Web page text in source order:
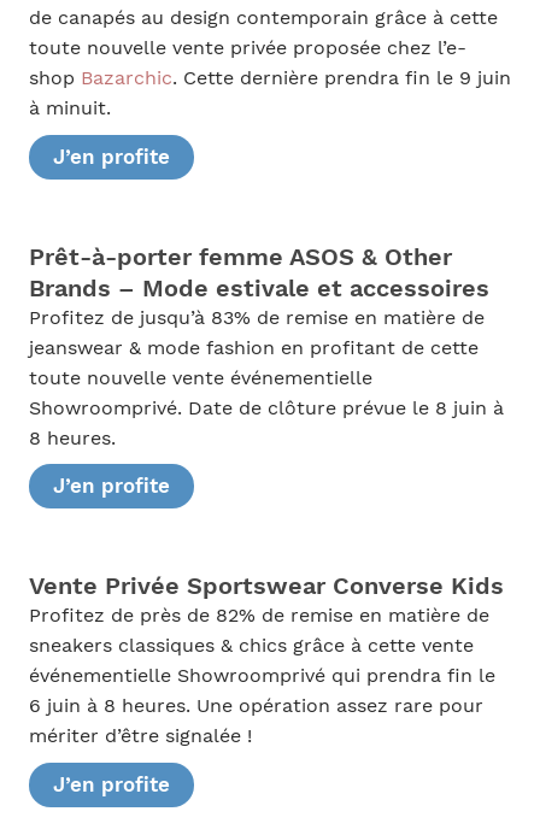
de canapés au design contemporain grâce à cette
toute nouvelle vente privée proposée chez l’e-
shop Bazarchic. Cette dernière prendra fin le 9 juin
à minuit.
J’en profite
Prêt-à-porter femme ASOS & Other
Brands – Mode estivale et accessoires
Profitez de jusqu’à 83% de remise en matière de
jeanswear & mode fashion en profitant de cette
toute nouvelle vente événementielle
Showroomprivé. Date de clôture prévue le 8 juin à
8 heures.
J’en profite
Vente Privée Sportswear Converse Kids
Profitez de près de 82% de remise en matière de
sneakers classiques & chics grâce à cette vente
événementielle Showroomprivé qui prendra fin le
6 juin à 8 heures. Une opération assez rare pour
mériter d’être signalée !
J’en profite